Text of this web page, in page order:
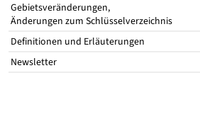
Gebietsveränderungen,
Änderungen zum Schlüsselverzeichnis
Definitionen und Erläuterungen
Newsletter